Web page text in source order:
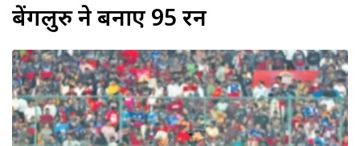
बेंगलुरु ने बनाए 95 रन